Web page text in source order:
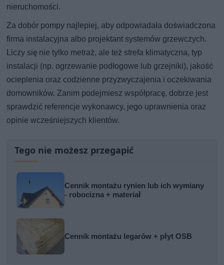
nieruchomości.
Za dobór pompy najlepiej, aby odpowiadała doświadczona
firma instalacyjna albo projektant systemów grzewczych.
Liczy się nie tylko metraż, ale też strefa klimatyczna, typ
instalacji (np. ogrzewanie podłogowe lub grzejniki), jakość
ocieplenia oraz codzienne przyzwyczajenia i oczekiwania
domowników. Zanim podejmiesz współpracę, dobrze jest
sprawdzić referencje wykonawcy, jego uprawnienia oraz
opinie wcześniejszych klientów.
Tego nie możesz przegapić
Cennik montażu rynien lub ich wymiany
- robocizna + materiał
Cennik montażu legarów + płyt OSB